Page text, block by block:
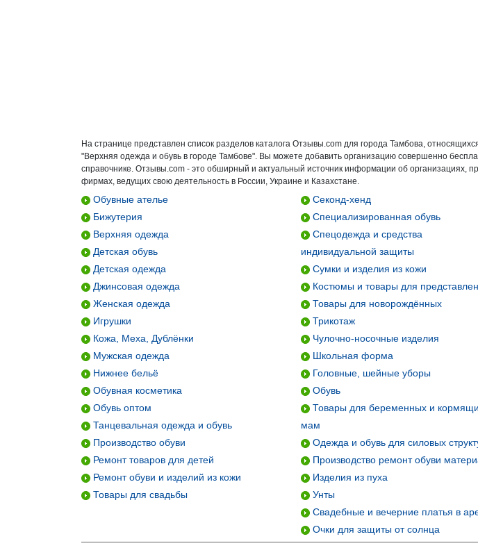
На странице представлен список разделов каталога Отзывы.com для города Тамбова,
"Верхняя одежда и обувь в городе Тамбове". Вы можете добавить организацию совершенно
справочнике. Отзывы.com - это обширный и актуальный источник информации об организациях,
фирмах, ведущих свою деятельность в России, Украине и Казахстане.
Обувные ателье
Бижутерия
Верхняя одежда
Детская обувь
Детская одежда
Джинсовая одежда
Женская одежда
Игрушки
Кожа, Меха, Дублёнки
Мужская одежда
Нижнее бельё
Обувная косметика
Обувь оптом
Танцевальная одежда и обувь
Производство обуви
Ремонт товаров для детей
Ремонт обуви и изделий из кожи
Товары для свадьбы
Секонд-хенд
Специализированная обувь
Спецодежда и средства
индивидуальной защиты
Сумки и изделия из кожи
Костюмы и товары для
Товары для новорождённых
Трикотаж
Чулочно-носочные изделия
Школьная форма
Головные, шейные уборы
Обувь
Товары для беременных и
мам
Одежда и обувь для силовых
Производство ремонт обуви
Изделия из пуха
Унты
Свадебные и вечерние платья в
Очки для защиты от солнца